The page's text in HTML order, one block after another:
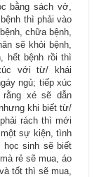
bằng sách vở,
thì phải vào
chữa bệnh,
sẽ khỏi bệnh,
hết bệnh rồi thì
với từ/ khái
ngủ; tiếp xúc
xé sẽ dẫn
khi biết từ/
rách thì mới
sự kiện, tình
học sinh sẽ biết
rẻ sẽ mua, áo
tốt thì sẽ mua,